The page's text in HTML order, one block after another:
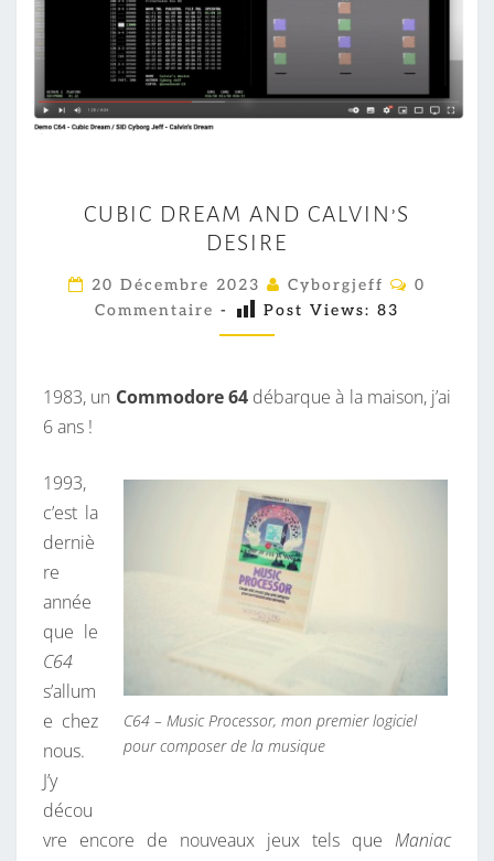
U
B
I
C
D
E
A
N
D
C
A
I
N
E
CUBIC DREAM AND CALVIN’S
DESIRE
20 Décembre 2023 Cyborgjeff
C
A
0
Commentaire - Post Views: 83
1983, un Commodore 64débarque à la maison, j’ai
6 ans !
C64 – Music Processor, mon premier logiciel
pour composer de la musique
1993,
c’est la
derniè
re
année
que le
C64
s’allum
e chez
nous.
J’y
décou
vre encore de nouveaux jeux tels que Maniac